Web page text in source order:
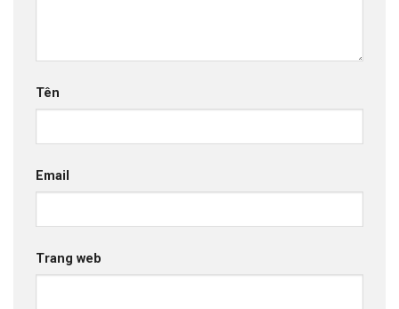
Tên
Email
Trang web